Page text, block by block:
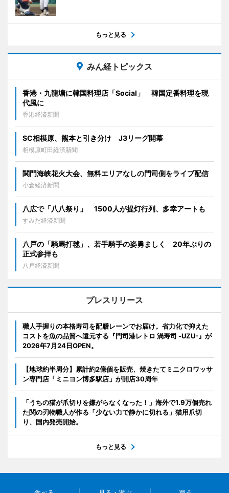
もっと見る
みん経トピックス
香港・九龍塘に韓国料理店「Social」 韓国定番料理を現
代風に
香港経済新聞
SC相模原、熊本と引き分け J3リーグ開幕
相模原町田経済新聞
関門海峡花火大会、無料エリアなしの門司側をライブ配信
小倉経済新聞
八広で「八八祭り」 1500人が提灯行列、多幸アートも
すみだ経済新聞
八戸の「騎馬打毬」、若手騎手の姿勇ましく 20年ぶりの
正式参拝も
八戸経済新聞
プレスリリース
職人手握りの本格寿司を配膳レーンでお届け。省力化で抑えた
コストを魚の品質へ還元する『門司港レトロ 渦寿司 -UZU-』が
2026年7月24日OPEN。
【地球約半周分】累計約2億個を販売、焼きたてミニクロワッサ
ン専門店「ミニヨン博多駅店」が開店30周年
「うちの猫が爪切りを嫌がらなくなった！」海外で1.9万個売れ
た関の刃物職人が作る「少ない力で静かに切れる」猫用爪切
り、国内発売開始。
もっと見る